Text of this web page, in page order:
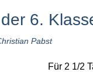
6.
Pabst
Für 2 1/2